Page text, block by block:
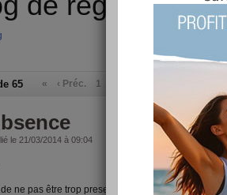
65 « ‹ Préc. 1
le 21/03/2014 à 09:04
ne pas être trop presente sur le site en ce